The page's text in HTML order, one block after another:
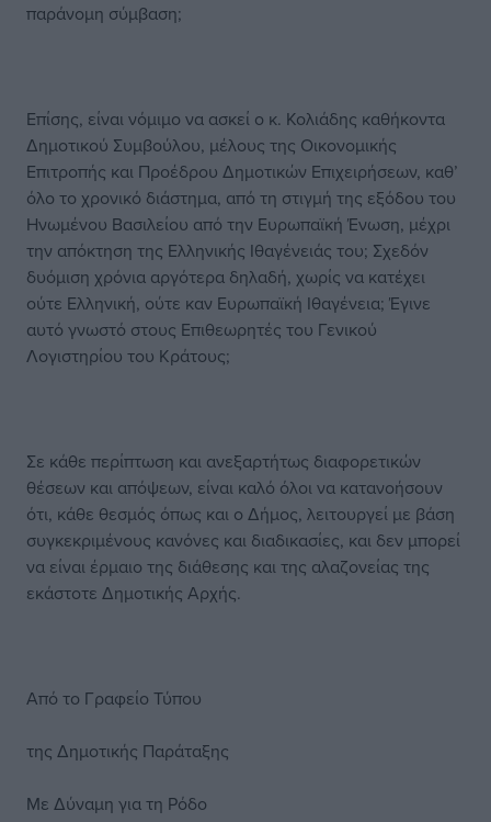
παράνομη σύμβαση;
Επίσης, είναι νόμιμο να ασκεί ο κ. Κολιάδης καθήκοντα
Δημοτικού Συμβούλου, μέλους της Οικονομικής
Επιτροπής και Προέδρου Δημοτικών Επιχειρήσεων, καθ’
όλο το χρονικό διάστημα, από τη στιγμή της εξόδου του
Ηνωμένου Βασιλείου από την Ευρωπαϊκή Ένωση, μέχρι
την απόκτηση της Ελληνικής Ιθαγένειάς του; Σχεδόν
δυόμιση χρόνια αργότερα δηλαδή, χωρίς να κατέχει
ούτε Ελληνική, ούτε καν Ευρωπαϊκή Ιθαγένεια; Έγινε
αυτό γνωστό στους Επιθεωρητές του Γενικού
Λογιστηρίου του Κράτους;
Σε κάθε περίπτωση και ανεξαρτήτως διαφορετικών
θέσεων και απόψεων, είναι καλό όλοι να κατανοήσουν
ότι, κάθε θεσμός όπως και ο Δήμος, λειτουργεί με βάση
συγκεκριμένους κανόνες και διαδικασίες, και δεν μπορεί
να είναι έρμαιο της διάθεσης και της αλαζονείας της
εκάστοτε Δημοτικής Αρχής.
Από το Γραφείο Τύπου
της Δημοτικής Παράταξης
Με Δύναμη για τη Ρόδο